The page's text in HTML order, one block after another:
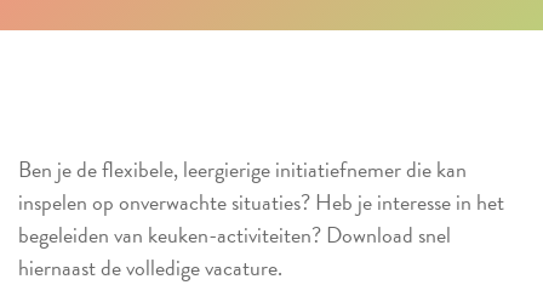
Ben je de flexibele, leergierige initiatiefnemer die kan
inspelen op onverwachte situaties? Heb je interesse in het
begeleiden van keuken-activiteiten? Download snel
hiernaast de volledige vacature.